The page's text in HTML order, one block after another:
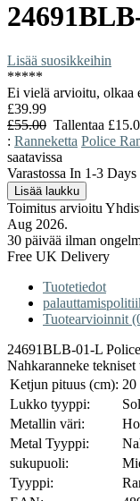
Lisää suosikkeihin
*****
Ei vielä arvioitu, olkaa
£39.99
£55.00 Tallentaa
: Ranneketta Police
saatavissa
Varastossa In 1-3 Days
Toimitus arvioitu
Aug 2026.
30 päivää ilman
Free UK Delivery
Tuotetiedot
Tuotearvioinnit
24691BLB-01-L
Nahkaranneke tekniset
Ketjun pituus (cm): 20
Lukko tyyppi:
Metallin väri:
Metal Tyyppi:
sukupuoli:
Tyyppi: